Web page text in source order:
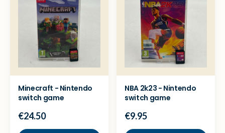
Minecraft - Nintendo
switch game
€24.50
NBA 2k23 - Nintendo
switch game
€9.95